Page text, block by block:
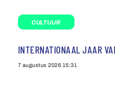
CULTUUR
INTERNATIONAAL JAAR
7 augustus 2026 15:31